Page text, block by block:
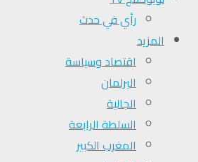
رأي في حدث
المزيد
اقتصاد وسياسة
البرلمان
الجالية
السلطة الرابعة
المغرب الكبير